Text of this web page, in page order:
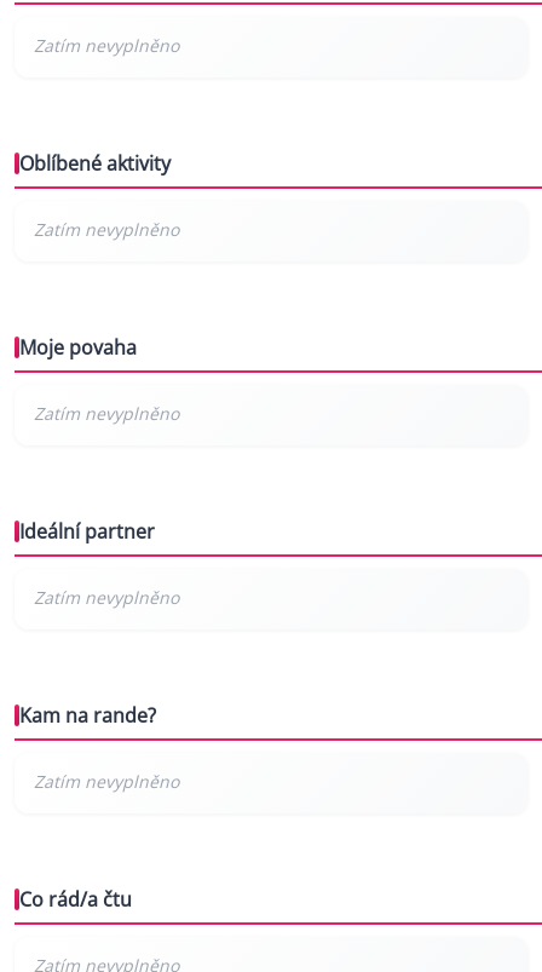
Oblíbené aktivity
Moje povaha
Ideální partner
Kam na rande?
Co rád/a čtu